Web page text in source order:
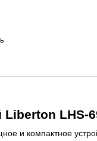
LHS-
и компактное